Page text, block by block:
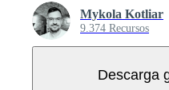
Mykola Kotliar
9.374 Recursos
Descarga